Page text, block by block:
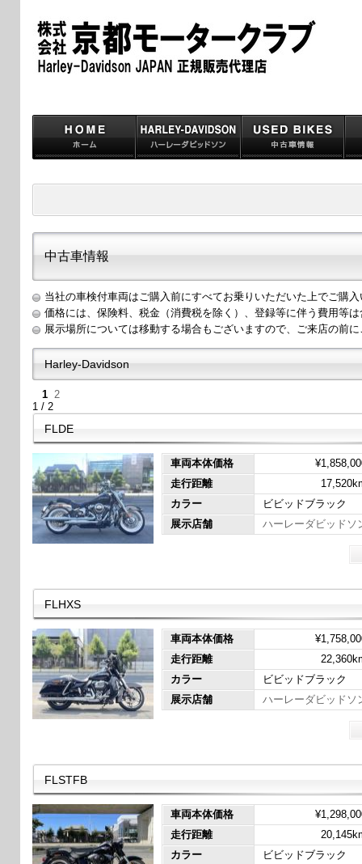
中古車情報
当社の車検付車両はご購入前にすべてお乗りいただいた上でご購
価格には、保険料、税金（消費税を除く）、登録等に伴う費用等
展示場所については移動する場合もございますので、ご来店の前
Harley-Davidson
1 2
1 / 2
FLDE
車両本体価格
走行距離
カラー
ビビッドブラック
展示店舗
ハーレーダビッドソ
FLHXS
車両本体価格
走行距離
カラー
ビビッドブラック
展示店舗
ハーレーダビッドソ
FLSTFB
車両本体価格
走行距離
カラー
ビビッドブラック